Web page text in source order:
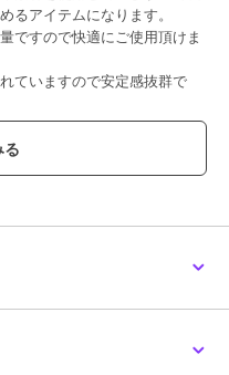
るアイテムになります。
ですので快適にご使用頂けま
ていますので安定感抜群で
ショートブーツですのでシー